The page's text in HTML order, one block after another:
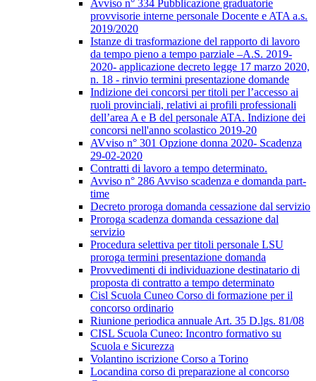
Avviso n° 334 Pubblicazione graduatorie
provvisorie interne personale Docente e ATA a.s.
2019/2020
Istanze di trasformazione del rapporto di lavoro
da tempo pieno a tempo parziale –A.S. 2019-
2020- applicazione decreto legge 17 marzo 2020,
n. 18 - rinvio termini presentazione domande
Indizione dei concorsi per titoli per l’accesso ai
ruoli provinciali, relativi ai profili professionali
dell’area A e B del personale ATA. Indizione dei
concorsi nell'anno scolastico 2019-20
AVviso n° 301 Opzione donna 2020- Scadenza
29-02-2020
Contratti di lavoro a tempo determinato.
Avviso n° 286 Avviso scadenza e domanda part-
time
Decreto proroga domanda cessazione dal servizio
Proroga scadenza domanda cessazione dal
servizio
Procedura selettiva per titoli personale LSU
proroga termini presentazione domanda
Provvedimenti di individuazione destinatario di
proposta di contratto a tempo determinato
Cisl Scuola Cuneo Corso di formazione per il
concorso ordinario
Riunione periodica annuale Art. 35 D.lgs. 81/08
CISL Scuola Cuneo: Incontro formativo su
Scuola e Sicurezza
Volantino iscrizione Corso a Torino
Locandina corso di preparazione al concorso